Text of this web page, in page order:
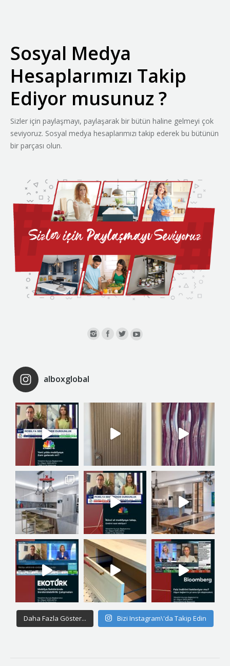
Sosyal Medya
Hesaplarımızı Takip
Ediyor musunuz ?
Sizler için paylaşmayı, paylaşarak bir bütün haline gelmeyi çok
seviyoruz. Sosyal medya hesaplarımızı takip ederek bu bütünün
bir parçası olun.
alboxglobal
Daha Fazla Göster... Bizi Instagram\'da Takip Edin